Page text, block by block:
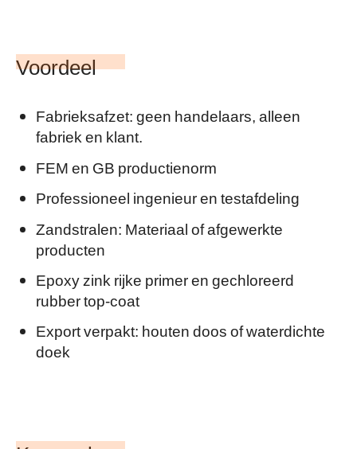
Voordeel
Fabrieksafzet: geen handelaars, alleen
fabriek en klant.
FEM en GB productienorm
Professioneel ingenieur en testafdeling
Zandstralen: Materiaal of afgewerkte
producten
Epoxy zink rijke primer en gechloreerd
rubber top-coat
Export verpakt: houten doos of waterdichte
doek